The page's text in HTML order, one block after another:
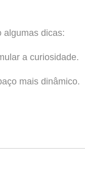
algumas dicas:
a curiosidade.
mais dinâmico.